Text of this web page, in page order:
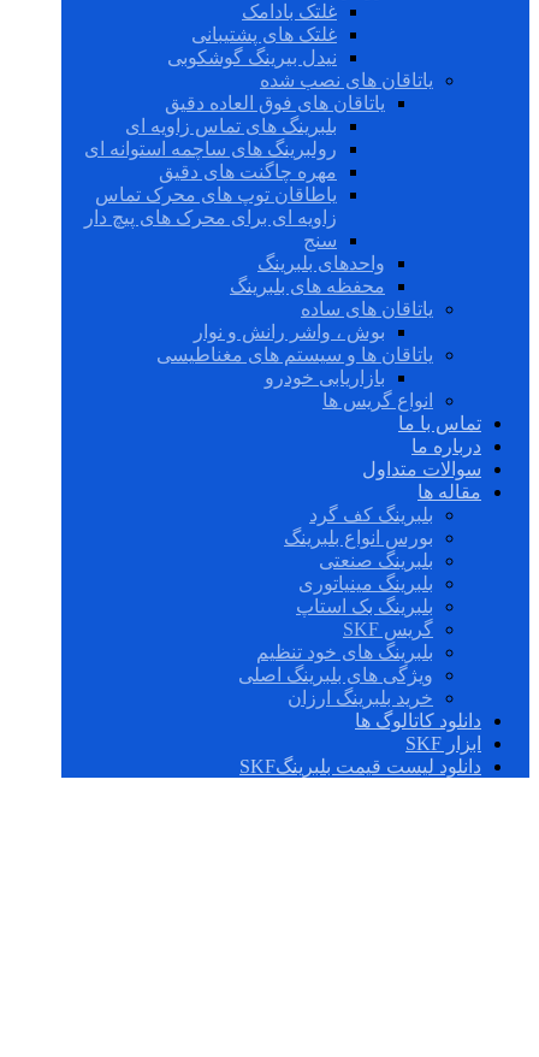
غلتک بادامک
غلتک های پشتیبانی
نیدل بیرینگ گوشکوبی
یاتاقان های نصب شده
یاتاقان های فوق العاده دقیق
بلبرینگ های تماس زاویه ای
رولبرینگ های ساچمه استوانه ای
مهره چاگنت های دقیق
یاطاقان توپ های محرک تماس
زاویه ای برای محرک های پیچ دار
سنج
واحدهای بلبرینگ
محفظه های بلبرینگ
یاتاقان های ساده
بوش ، واشر رانش و نوار
یاتاقان ها و سیستم های مغناطیسی
بازاریابی خودرو
انواع گریس ها
تماس با ما
درباره ما
سوالات متداول
مقاله ها
بلبرینگ کف گرد
بورس انواع بلبرینگ
بلبرینگ صنعتی
بلبرینگ مینیاتوری
بلبرینگ بک استاپ
گریس SKF
بلبرینگ های خود تنظیم
ویژگی های بلبرینگ اصلی
خرید بلبرینگ ارزان
دانلود کاتالوگ ها
ابزار SKF
دانلود لیست قیمت بلبرینگSKF